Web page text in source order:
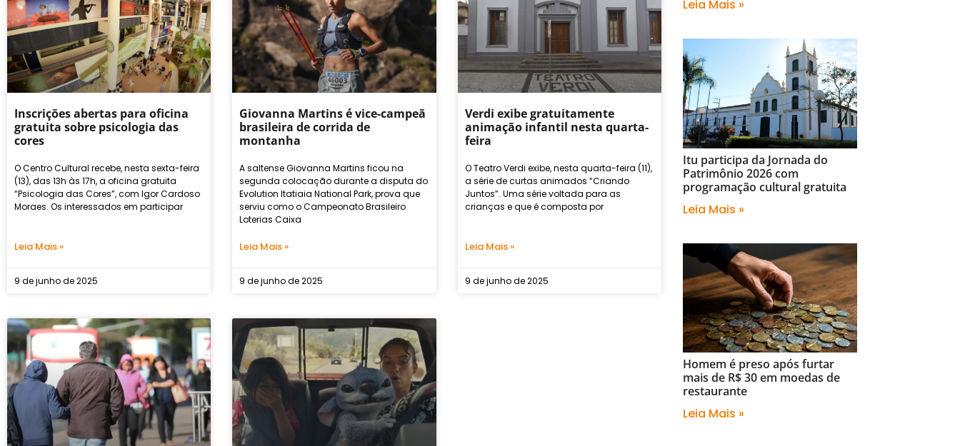
Inscrições abertas para oficina
gratuita sobre psicologia das
cores
O Centro Cultural recebe, nesta sexta-feira
(13), das 13h às 17h, a oficina gratuita
“Psicologia das Cores”, com Igor Cardoso
Moraes. Os interessados em participar
Leia Mais »
9 de junho de 2025
Giovanna Martins é vice-campeã
brasileira de corrida de
montanha
A saltense Giovanna Martins ficou na
segunda colocação durante a disputa do
Evolution Itatiaia National Park, prova que
serviu como o Campeonato Brasileiro
Loterias Caixa
Leia Mais »
9 de junho de 2025
Verdi exibe gratuitamente
animação infantil nesta quarta-
feira
O Teatro Verdi exibe, nesta quarta-feira (11),
a série de curtas animados “Criando
Juntos”. Uma série voltada para as
crianças e que é composta por
Leia Mais »
9 de junho de 2025
Leia Mais »
Itu participa da Jornada do
Patrimônio 2026 com
programação cultural gratuita
Leia Mais »
Homem é preso após furtar
mais de R$ 30 em moedas de
restaurante
Leia Mais »